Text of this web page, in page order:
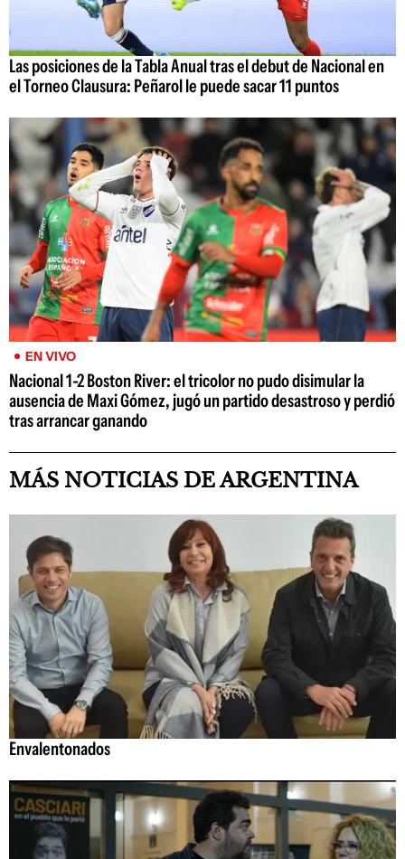
Las posiciones de la Tabla Anual tras el debut de Nacional en
el Torneo Clausura: Peñarol le puede sacar 11 puntos
EN VIVO
Nacional 1-2 Boston River: el tricolor no pudo disimular la
ausencia de Maxi Gómez, jugó un partido desastroso y perdió
tras arrancar ganando
MÁS NOTICIAS DE ARGENTINA
Envalentonados